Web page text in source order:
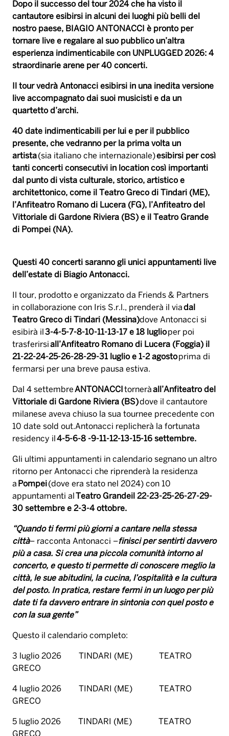
Dopo il successo del tour 2024 che ha visto il
cantautore esibirsi in alcuni dei luoghi più belli del
nostro paese, BIAGIO ANTONACCI è pronto per
tornare live e regalare al suo pubblico un’altra
esperienza indimenticabile con UNPLUGGED 2026: 4
straordinarie arene per 40 concerti.
Il tour vedrà Antonacci esibirsi in una inedita versione
live accompagnato dai suoi musicisti e da un
quartetto d’archi.
40 date indimenticabili per lui e per il pubblico
presente, che vedranno per la prima volta un
artista (sia italiano che internazionale)esibirsi per così
tanti concerti consecutivi in location così importanti
dal punto di vista culturale, storico, artistico e
architettonico, come il Teatro Greco di Tindari (ME),
l’Anfiteatro Romano di Lucera (FG), l’Anfiteatro del
Vittoriale di Gardone Riviera (BS) e il Teatro Grande
di Pompei (NA).
Questi 40 concerti saranno gli unici appuntamenti live
dell’estate di Biagio Antonacci.
Il tour, prodotto e organizzato da Friends & Partners
in collaborazione con Iris S.r.l., prenderà il via dal
Teatro Greco di Tindari (Messina)dove Antonacci si
esibirà il 3-4-5-7-8-10-11-13-17 e 18 luglioper poi
trasferirsi all’Anfiteatro Romano di Lucera (Foggia) il
21-22-24-25-26-28-29-31 luglio e 1-2 agostoprima di
fermarsi per una breve pausa estiva.
Dal 4 settembre ANTONACCI tornerà all’Anfiteatro del
Vittoriale di Gardone Riviera (BS)dove il cantautore
milanese aveva chiuso la sua tournee precedente con
10 date sold out.Antonacci replicherà la fortunata
residency il 4-5-6-8 -9-11-12-13-15-16 settembre.
Gli ultimi appuntamenti in calendario segnano un altro
ritorno per Antonacci che riprenderà la residenza
a Pompei (dove era stato nel 2024) con 10
appuntamenti al
Teatro Grandeil 22-23-25-26-27-29-
30 settembre e 2-3-4 ottobre.
“Quando ti fermi più giorni a cantare nella stessa
città– racconta Antonacci –finisci per sentirti davvero
più a casa. Si crea una piccola comunità intorno al
concerto, e questo ti permette di conoscere meglio la
città, le sue abitudini, la cucina, l’ospitalità e la cultura
del posto. In pratica, restare fermi in un luogo per più
date ti fa davvero entrare in sintonia con quel posto e
con la sua gente”
Questo il calendario completo:
3 luglio 2026 TINDARI (ME) TEATRO
GRECO
4 luglio 2026 TINDARI (ME) TEATRO
GRECO
5 luglio 2026 TINDARI (ME) TEATRO
GRECO